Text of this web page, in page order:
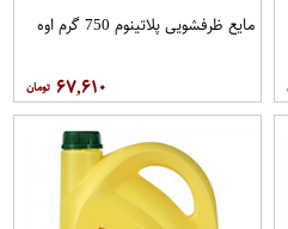
مایع ظرفشویی پلاتینوم 750 گرم اوه
۶۷,۶۱۰